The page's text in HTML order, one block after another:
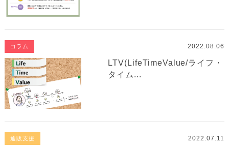
コラム 2022.08.06
LTV(LifeTimeValue/ライフ・
タイム...
通販支援 2022.07.11